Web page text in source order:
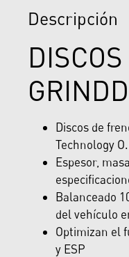
Descripción
Discos de
Technology
Espesor,
Balanceado
del vehículo
Optimizan el
y ESP